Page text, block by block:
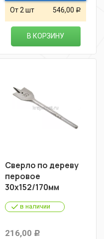
От 2 шт 546,00 Р
В КОРЗИНУ
Сверло по дереву
перовое
30х152/170мм
в наличии
216,00 Р